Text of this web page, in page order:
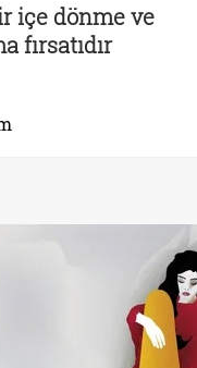
içe dönme ve
fırsatıdır